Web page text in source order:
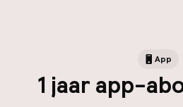
App
1 jaar app-